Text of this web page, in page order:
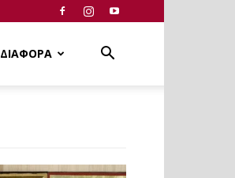
ΔΙΑΦΟΡΑ